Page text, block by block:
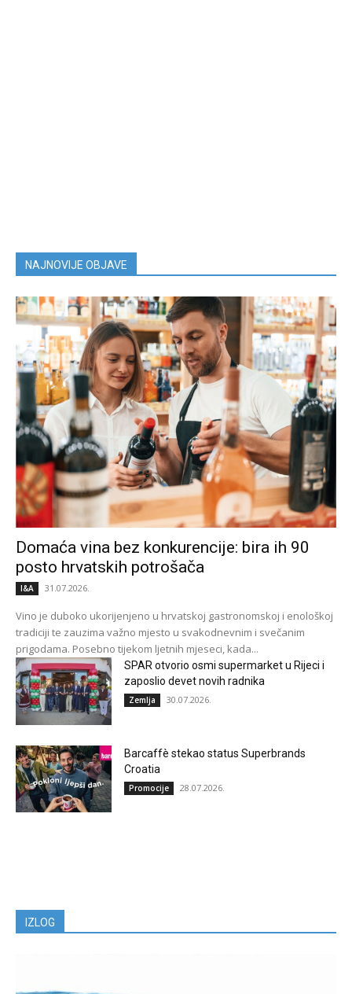
NAJNOVIJE OBJAVE
Domaća vina bez konkurencije: bira ih 90
posto hrvatskih potrošača
I&A 31.07.2026.
Vino je duboko ukorijenjeno u hrvatskoj gastronomskoj i enološkoj
tradiciji te zauzima važno mjesto u svakodnevnim i svečanim
prigodama. Posebno tijekom ljetnih mjeseci, kada...
SPAR otvorio osmi supermarket u Rijeci i
zaposlio devet novih radnika
Zemlja 30.07.2026.
Barcaffè stekao status Superbrands
Croatia
Promocije 28.07.2026.
IZLOG